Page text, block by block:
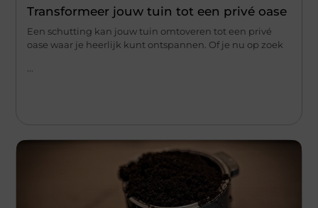
Transformeer jouw tuin tot een privé oase
Een schutting kan jouw tuin omtoveren tot een privé
oase waar je heerlijk kunt ontspannen. Of je nu op zoek